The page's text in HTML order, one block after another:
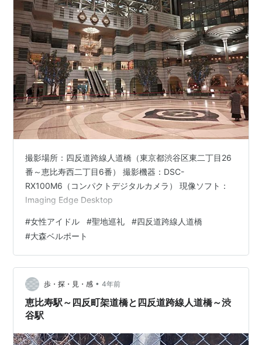
撮影場所：四反道跨線人道橋（東京都渋谷区東二丁目26
番～恵比寿西二丁目6番） 撮影機器：DSC-
RX100M6（コンパクトデジタルカメラ） 現像ソフト：
Imaging Edge Desktop
#女性アイドル #聖地巡礼 #四反道跨線人道橋
#大森ベルポート
歩・探・見・感 • 4年前
恵比寿駅～四反町架道橋と四反道跨線人道橋～渋
谷駅